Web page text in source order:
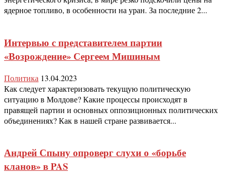
ядерное топливо, в особенности на уран. За последние 2...
Интервью с представителем партии
«Возрождение» Сергеем Мишиным
Политика 13.04.2023
Как следует характеризовать текущую политическую
ситуацию в Молдове? Какие процессы происходят в
правящей партии и основных оппозиционных политических
объединениях? Как в нашей стране развивается...
Андрей Спыну опроверг слухи о «борьбе
кланов» в PAS